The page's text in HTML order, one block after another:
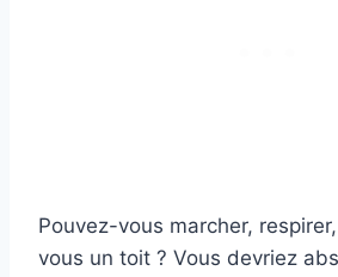
Pouvez-vous marcher,
vous un toit ? Vous devriez